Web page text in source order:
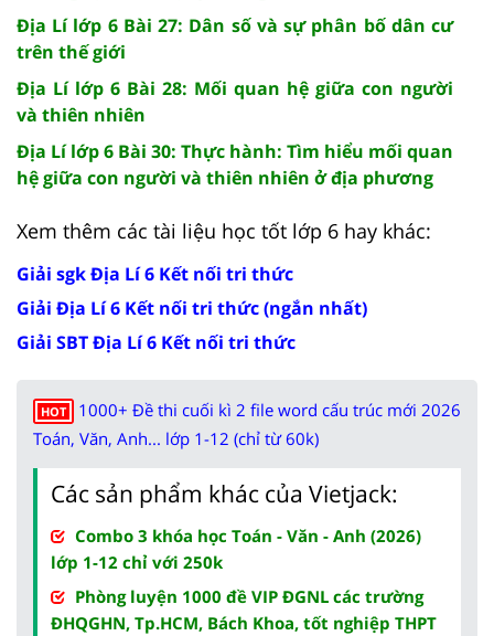
Địa Lí lớp 6 Bài 27: Dân số và sự phân bố dân cư
trên thế giới
Địa Lí lớp 6 Bài 28: Mối quan hệ giữa con người
và thiên nhiên
Địa Lí lớp 6 Bài 30: Thực hành: Tìm hiểu mối quan
hệ giữa con người và thiên nhiên ở địa phương
Xem thêm các tài liệu học tốt lớp 6 hay khác:
Giải sgk Địa Lí 6 Kết nối tri thức
Giải Địa Lí 6 Kết nối tri thức (ngắn nhất)
Giải SBT Địa Lí 6 Kết nối tri thức
HOT
1000+ Đề thi cuối kì 2 file word cấu trúc mới 2026
Toán, Văn, Anh... lớp 1-12 (chỉ từ 60k)
Các sản phẩm khác của Vietjack:
Combo 3 khóa học Toán - Văn - Anh (2026)
lớp 1-12 chỉ với 250k
Phòng luyện 1000 đề VIP ĐGNL các trường
ĐHQGHN, Tp.HCM, Bách Khoa, tốt nghiệp THPT